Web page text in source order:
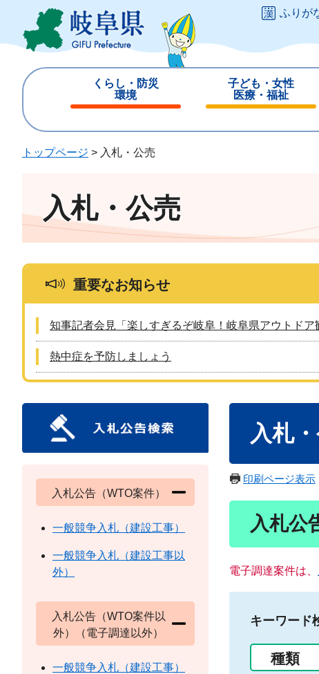
ジ
ュ
ふりが
くらし・防災
環境
じ
子ども・女性
医療・福祉
じ
トップページ > 入札・公売
入札・公売
重要なお知らせ
知事記者会見「楽しすぎるぞ岐阜！岐阜県アウトド
熱中症を予防しましょう
入札
印刷ページ表示
入札公
電子調達案件は、
キーワード
種類
入札公告（WTO案件）
一般競争入札（建設工事）
一般競争入札（建設工事以
外）
入札公告（WTO案件以
外）（電子調達以外）
一般競争入札（建設工事）